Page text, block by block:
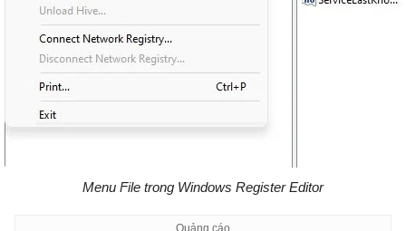
Menu File trong Windows Register Editor